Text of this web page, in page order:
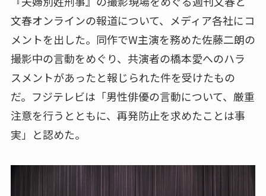
文春オンラインの報道について、メディア各社にコ
メントを出した。同作でW主演を務めた佐藤二朗の
撮影中の言動をめぐり、共演者の橋本愛へのハラ
スメントがあったと報じられた件を受けたもの
だ。フジテレビは「男性俳優の言動について、厳重
注意を行うとともに、再発防止を求めたことは事
実」と認めた。